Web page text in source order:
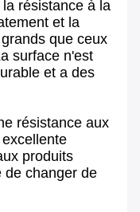
résistance à la
et la
que ceux
surface n'est
et a des
résistance aux
produits
de changer de